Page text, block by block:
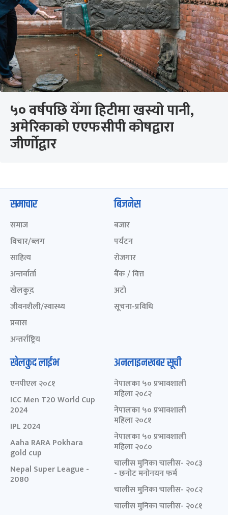
५० वर्षपछि येँगा हिटीमा खस्यो पानी,
अमेरिकाको एएफसीपी कोषद्वारा
जीर्णोद्वार
समाचार
समाज
विचार/ब्लग
साहित्य
अन्तर्वार्ता
खेलकुद़़
जीवनशैली/स्वास्थ्य
प्रवास
अन्तर्राष्ट्रिय
बिजनेस
बजार
पर्यटन
रोजगार
बैंक / वित्त
अटो
सूचना-प्रविधि
खेलकुद लाईभ
एनपीएल २०८१
ICC Men T20 World Cup
2024
IPL 2024
Aaha RARA Pokhara
gold cup
Nepal Super League -
2080
अनलाइनखबर सूची
नेपालका ५० प्रभावशाली
महिला २०८२
नेपालका ५० प्रभावशाली
महिला २०८१
नेपालका ५० प्रभावशाली
महिला २०८०
चालीस मुनिका चालीस- २०८३
- छनोट मनोनयन फर्म
चालीस मुनिका चालीस- २०८२
चालीस मुनिका चालीस- २०८१